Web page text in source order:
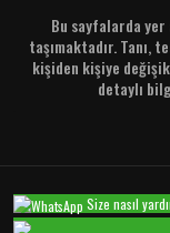
Bu sayfalarda
taşımaktadır. Tanı,
kişiden kişiye
detaylı
Size nasıl